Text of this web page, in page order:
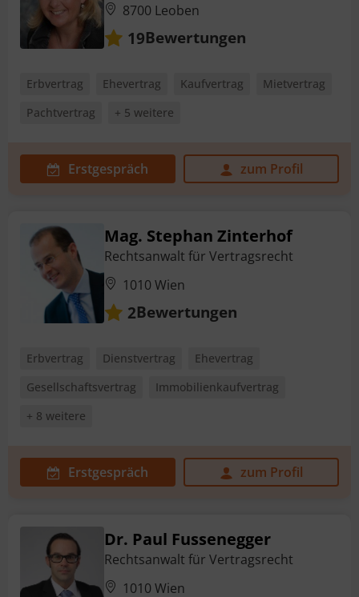
8700 Leoben
19Bewertungen
Erbvertrag Ehevertrag Kaufvertrag
Mietvertrag
Pachtvertrag
+ 5 weitere
Erstgespräch zum Profil
Mag. Stephan Zinterhof
Rechtsanwalt für Vertragsrecht
1010 Wien
2Bewertungen
Erbvertrag Dienstvertrag
Ehevertrag
Gesellschaftsvertrag
Immobilienkaufvertrag
+ 8 weitere
Erstgespräch zum Profil
Dr. Paul Fussenegger
Rechtsanwalt für Vertragsrecht
1010 Wien